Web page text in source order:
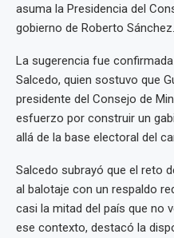
asuma la Presidencia del
gobierno de Roberto Sánchez.
La sugerencia fue
Salcedo, quien sostuvo que
presidente del Consejo de
esfuerzo por construir un
allá de la base electoral del
Salcedo subrayó que el reto
al balotaje con un respaldo
casi la mitad del país que no
ese contexto, destacó la